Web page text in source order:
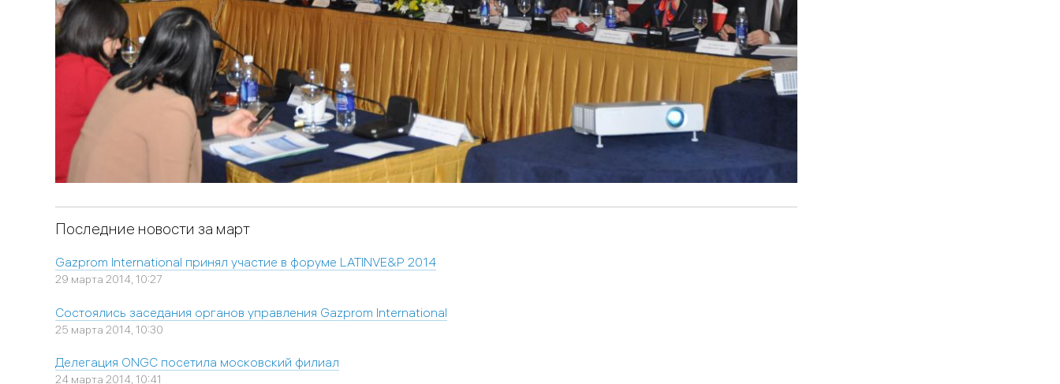
Последние новости за март
Gazprom International принял участие в форуме LATINVE&P 2014
29 марта 2014, 10:27
Состоялись заседания органов управления Gazprom International
25 марта 2014, 10:30
Делегация ONGC посетила московский филиал
24 марта 2014, 10:41